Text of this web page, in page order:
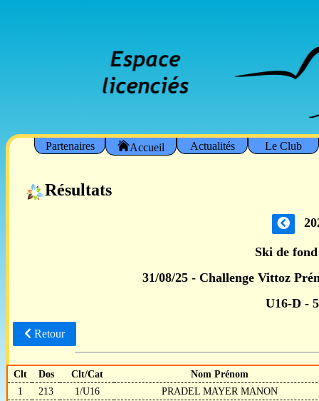
Partenaires Accueil Actualités Le Club
Résultats
Ski de
31/08/25 - Challenge Vittoz
U16-D -
Retour
Clt Dos Clt/Cat
Nom Prénom
1
213 1/U16
PRADEL MAYER MANON